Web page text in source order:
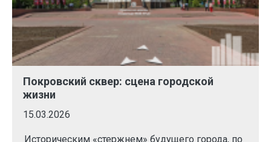
Покровский сквер: сцена городской
жизни
15.03.2026
Историческим «стержнем» будущего города, по